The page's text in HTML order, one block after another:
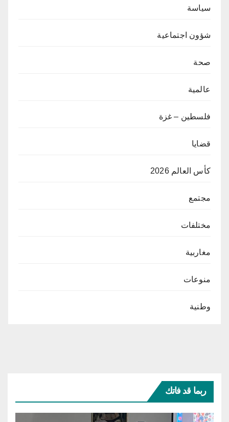
سياسة
شؤون اجتماعية
صحة
عالمية
فلسطين – غزة
قضايا
كأس العالم 2026
مجتمع
مختلفات
مغاربية
منوعات
وطنية
ربما قد فاتك